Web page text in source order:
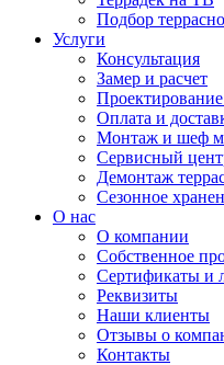
Подбор
Услуги
Консультация
Замер и расчет
Проектирование
Оплата и
Монтаж и шеф
Сервисный
Демонтаж
Сезонное
О нас
О компании
Собственное
Сертификаты и
Реквизиты
Наши клиенты
Отзывы о
Контакты